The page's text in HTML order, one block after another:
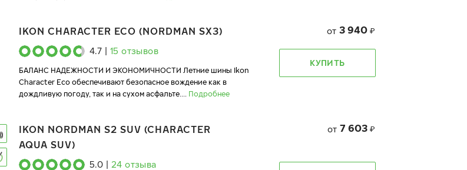
IKON CHARACTER ECO (NORDMAN SX3)
4.7 15 отзывов
БАЛАНС НАДЕЖНОСТИ И ЭКОНОМИЧНОСТИ Летние шины Ikon
Character Eco обеспечивают безопасное вождение как в
дождливую погоду, так и на сухом асфальте.... Подробнее
от 3 940 ₽
КУПИТЬ
IKON NORDMAN S2 SUV (CHARACTER
AQUA SUV)
5.0 24 отзыва
от 7 603 ₽